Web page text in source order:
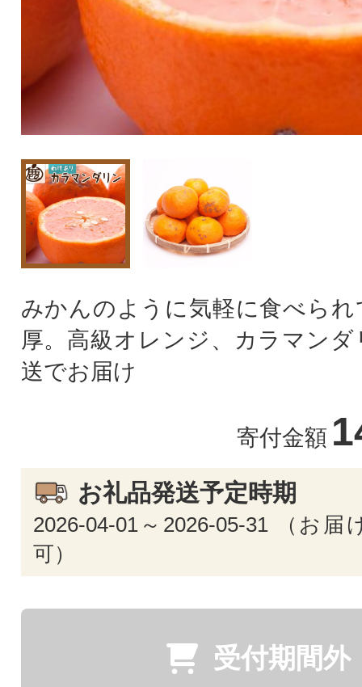
みかんのように気軽に食べられ
厚。高級オレンジ、カラマン
送でお届け
寄付金額
お礼品発送予定時期
2026-04-01～2026-05-31 （お届
可）
受付期間外